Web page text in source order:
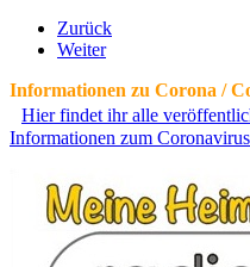
Zurück
Weiter
Informationen zu Corona /
Hier findet ihr alle
Informationen zum